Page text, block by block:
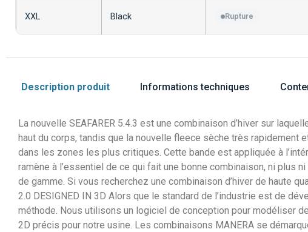
XXL Black Rupture
Description produit Informations techniques
La nouvelle SEAFARER 5.4.3 est une combinaison d’hiver sur
haut du corps, tandis que la nouvelle fleece sèche très rapidement
dans les zones les plus critiques. Cette bande est appliquée à
ramène à l’essentiel de ce qui fait une bonne combinaison, ni plus
de gamme. Si vous recherchez une combinaison d’hiver de haute
2.0 DESIGNED IN 3D Alors que le standard de l’industrie est de
méthode. Nous utilisons un logiciel de conception pour modéliser
2D précis pour notre usine. Les combinaisons MANERA se